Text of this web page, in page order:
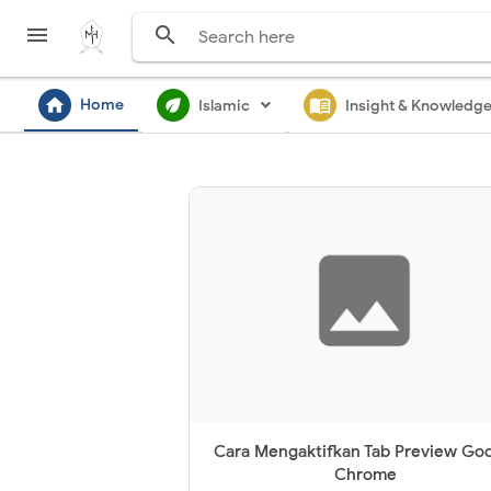
 
home Home ecodIslamic menu_book Insight & Knowledge
Cara Mengaktifkan Tab Preview
Chrome